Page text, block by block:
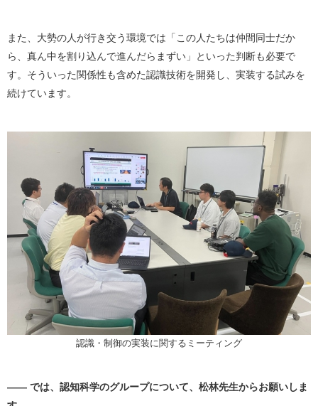
また、大勢の人が行き交う環境では「この人たちは仲間同士だか
ら、真ん中を割り込んで進んだらまずい」といった判断も必要で
す。そういった関係性も含めた認識技術を開発し、実装する試みを
続けています。
認識・制御の実装に関するミーティング
―― では、認知科学のグループについて、松林先生からお願いしま